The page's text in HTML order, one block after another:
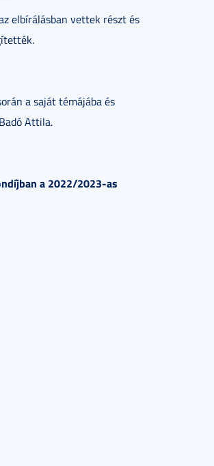
elbírálásban vettek részt és
a saját témájába és
Attila.
a 2022/2023-as